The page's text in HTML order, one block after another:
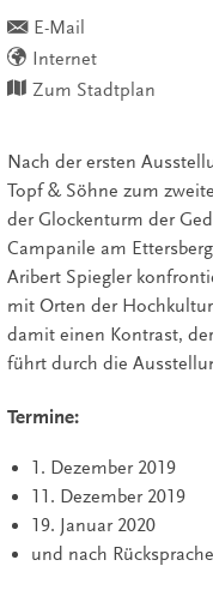
E-Mail
Internet
Zum Stadtplan
Nach der ersten
Topf & Söhne zum
der Glockenturm der
Campanile am
Aribert Spiegler
mit Orten der
damit einen Kontrast,
führt durch die
Termine:
1. Dezember 2019
11. Dezember 2019
19. Januar 2020
und nach Rücksprache